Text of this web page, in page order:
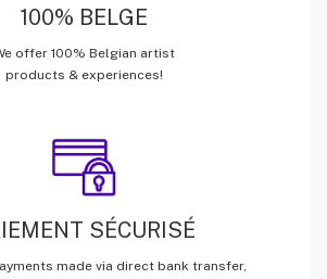
100% BELGE
offer 100% Belgian artist
products & experiences!
SÉCURISÉ
made via direct bank transfer,